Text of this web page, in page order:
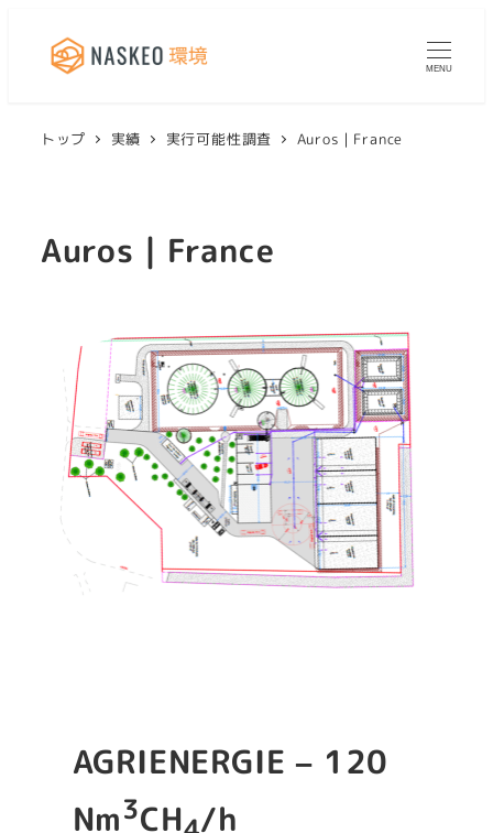
MENU
トップ 実績 実行可能性調査 Auros｜France
Auros｜France
AGRIENERGIE – 120
Nm3CH /h